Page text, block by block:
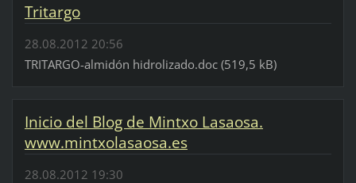
Tritargo
28.08.2012 20:56
TRITARGO-almidón hidrolizado.doc (519,5 kB)
Inicio del Blog de Mintxo Lasaosa.
www.mintxolasaosa.es
28.08.2012 19:30